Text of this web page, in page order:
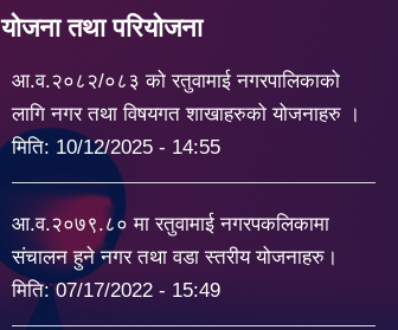
योजना तथा परियोजना
आ.व.२०८२/०८३ को रतुवामाई नगरपालिकाको
लागि नगर तथा विषयगत शाखाहरुको योजनाहरु ।
मिति: 10/12/2025 - 14:55
आ.व.२०७९.८० मा रतुवामाई नगरपकलिकामा
संचालन हुने नगर तथा वडा स्तरीय योजनाहरु।
मिति:07/17/2022 - 15:49